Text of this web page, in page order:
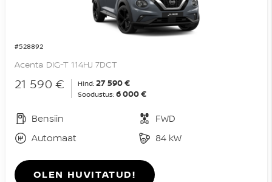
#528892
Acenta DIG-T 114HJ 7DCT
21 590 € Hind: 27 590 €
Soodustus: 6 000 €
Bensiin
FWD
Automaat
84 kW
OLEN HUVITATUD!